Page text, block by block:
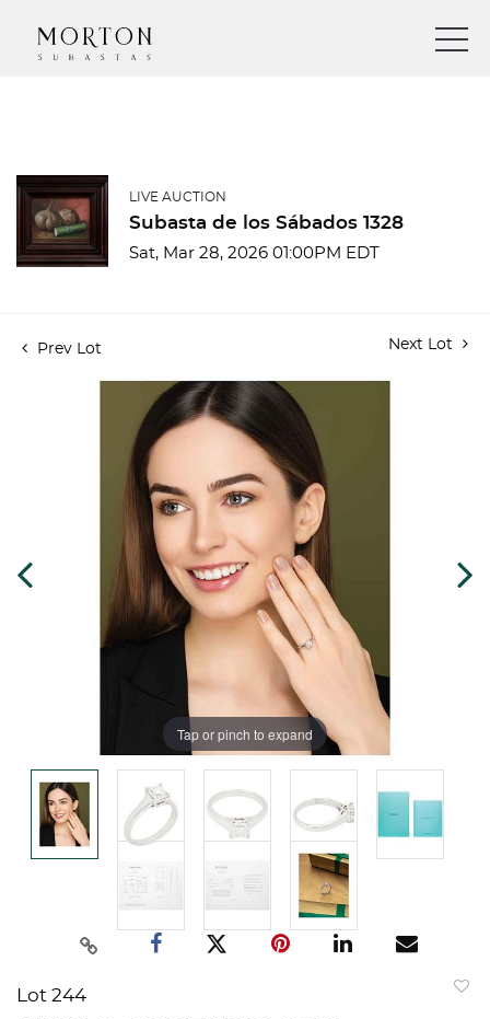
LIVE AUCTION
Subasta de los Sábados 1328
Sat, Mar 28, 2026 01:00PM EDT
Prev Lot Next Lot
Tap or pinch to expand
Lot 244